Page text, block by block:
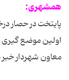
همشهری:
پایتخت در حصار
اولین موضع گیری
معاون شهردار